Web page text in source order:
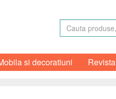
si decoratiuni Revista